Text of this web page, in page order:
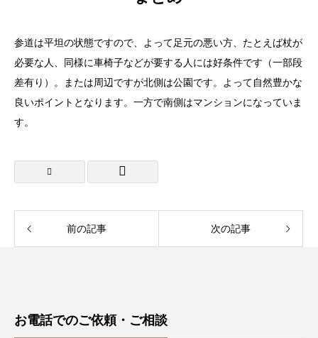
参道は平坦の状態ですので、よって足元の悪い方、たとえば杖が
必要な人、同様に車椅子などが要する人には好条件です（一部段
差有り）。または周辺ですが北側は公園です。よって自然豊かな
良いポイントとなります。一方で南側はマンションになっていま
す。
前の記事 次の記事
お電話でのご依頼・ご相談